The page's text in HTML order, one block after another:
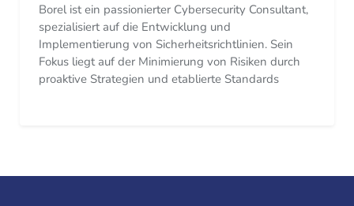
Borel ist ein passionierter Cybersecurity Consultant,
spezialisiert auf die Entwicklung und
Implementierung von Sicherheitsrichtlinien. Sein
Fokus liegt auf der Minimierung von Risiken durch
proaktive Strategien und etablierte Standards